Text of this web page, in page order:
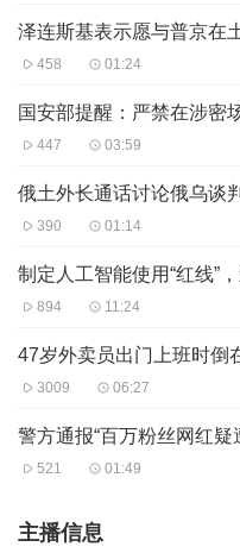
看看菌子的情况，目前
餐桌上都少不了野生菌这
翟占世介绍，按照往年惯
种会陆续增多，7、8月份
质更好，价格也会更加亲
菌量较少，野生菌一进入
泽连斯基表示愿与普京在
458 01:24
国安部提醒：严禁在涉密
447 03:59
俄土外长通话讨论俄乌谈
390 01:14
894 11:24
3009 06:27
521 01:49
主播信息